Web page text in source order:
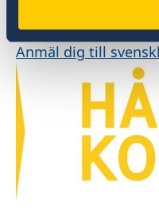
kan du anmäla dig
Anmäl dig till